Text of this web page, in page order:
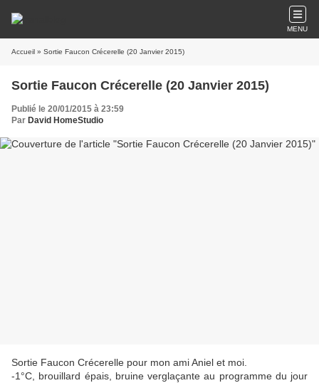
MENU
Accueil » Sortie Faucon Crécerelle (20 Janvier 2015)
Sortie Faucon Crécerelle (20 Janvier 2015)
Publié le 20/01/2015 à 23:59
Par David HomeStudio
Sortie Faucon Crécerelle pour mon ami Aniel et moi.
-1°C, brouillard épais, bruine verglaçante au programme du jour